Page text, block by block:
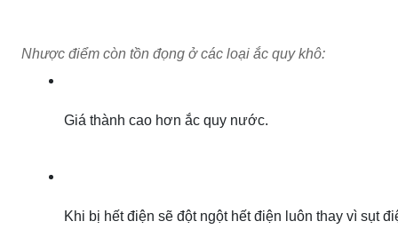
Nhược điểm còn tồn đọng ở các loại ắc quy khô:
Giá thành cao hơn ắc quy nước.
Khi bị hết điện sẽ đột ngột hết điện luôn thay vì sụt